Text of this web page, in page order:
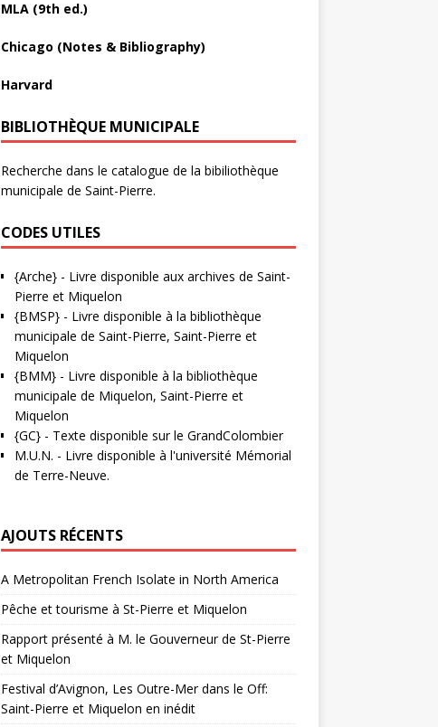
MLA (9th ed.)
Chicago (Notes & Bibliography)
Harvard
BIBLIOTHÈQUE MUNICIPALE
Recherche dans le catalogue de la bibiliothèque
municipale de Saint-Pierre.
CODES UTILES
{Arche}- Livre disponible aux archives de Saint-
Pierre et Miquelon
{BMSP}- Livre disponible à la bibliothèque
municipale de Saint-Pierre, Saint-Pierre et
Miquelon
{BMM}- Livre disponible à la bibliothèque
municipale de Miquelon, Saint-Pierre et
Miquelon
{GC}- Texte disponible sur le GrandColombier
M.U.N. - Livre disponible à l'université Mémorial
de Terre-Neuve.
AJOUTS RÉCENTS
A Metropolitan French Isolate in North America
Pêche et tourisme à St-Pierre et Miquelon
Rapport présenté à M. le Gouverneur de St-Pierre
et Miquelon
Festival d’Avignon, Les Outre-Mer dans le Off:
Saint-Pierre et Miquelon en inédit